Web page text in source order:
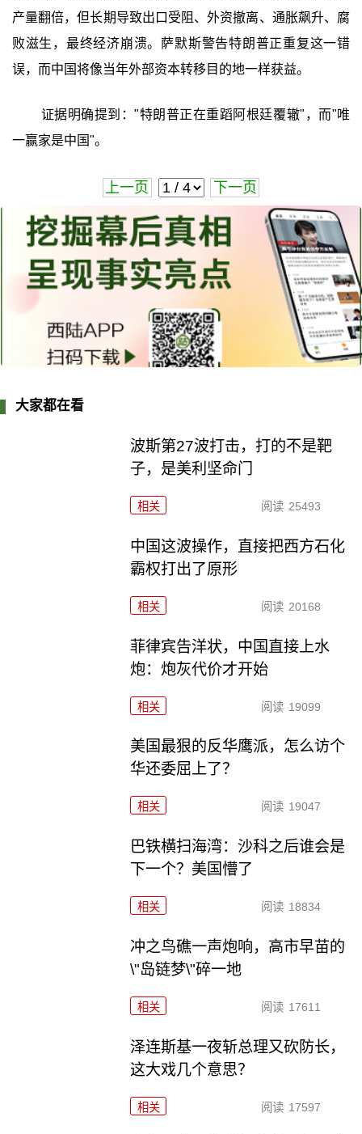
产量翻倍，但长期导致出口受阻、外资撤离、通胀飙升、腐
败滋生，最终经济崩溃。萨默斯警告特朗普正重复这一错
误，而中国将像当年外部资本转移目的地一样获益。
证据明确提到："特朗普正在重蹈阿根廷覆辙"，而"唯
一赢家是中国"。
上一页 下一页
大家都在看
波斯第27波打击，打的不是靶
子，是美利坚命门
相关 阅读 25493
中国这波操作，直接把西方石化
霸权打出了原形
相关 阅读 20168
菲律宾告洋状，中国直接上水
炮：炮灰代价才开始
相关 阅读 19099
美国最狠的反华鹰派，怎么访个
华还委屈上了？
相关 阅读 19047
巴铁横扫海湾：沙科之后谁会是
下一个？美国懵了
相关 阅读 18834
冲之鸟礁一声炮响，高市早苗的
\"岛链梦\"碎一地
相关 阅读 17611
泽连斯基一夜斩总理又砍防长，
这大戏几个意思？
相关 阅读 17597